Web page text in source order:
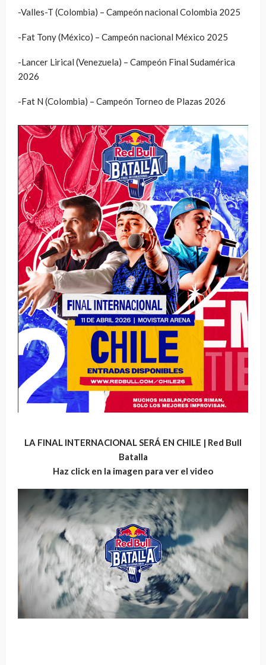
-Valles-T (Colombia) – Campeón nacional Colombia 2025
-Fat Tony (México) – Campeón nacional México 2025
-Lancer Lirical (Venezuela) – Campeón Final Sudamérica
2026
-Fat N (Colombia) – Campeón Torneo de Plazas 2026
LA FINAL INTERNACIONAL SERÁ EN CHILE | Red Bull
Batalla
Haz click en la imagen para ver el video